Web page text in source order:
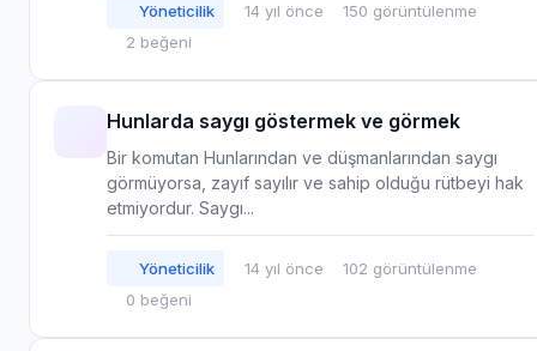
Yöneticilik 14 yıl önce
150 görüntülenme
2 beğeni
Hunlarda saygı göstermek ve görmek
Bir komutan Hunlarından ve düşmanlarından saygı
görmüyorsa, zayıf sayılır ve sahip olduğu rütbeyi hak
etmiyordur. Saygı...
Yöneticilik 14 yıl önce
102 görüntülenme
0 beğeni